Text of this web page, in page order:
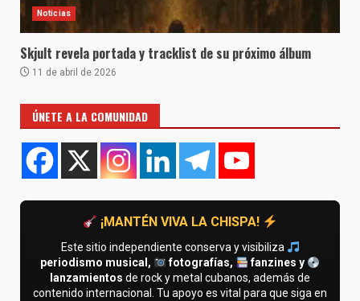
Noticias
Skjult revela portada y tracklist de su próximo álbum
11 de abril de 2026
ÚNETE A LA COMUNIDAD
¡MANTÉN VIVA LA CHISPA!
Este sitio independiente conserva y visibiliza
periodismo musical,
fotografías,
fanzines y
lanzamientos de rock y metal cubanos, además de
contenido internacional. Tu apoyo es vital para que siga en